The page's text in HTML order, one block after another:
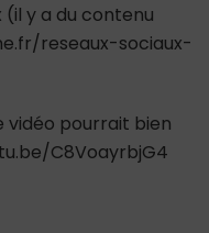
(il y a du contenu
reseaux-sociaux-
vidéo pourrait bien
C8VoayrbjG4